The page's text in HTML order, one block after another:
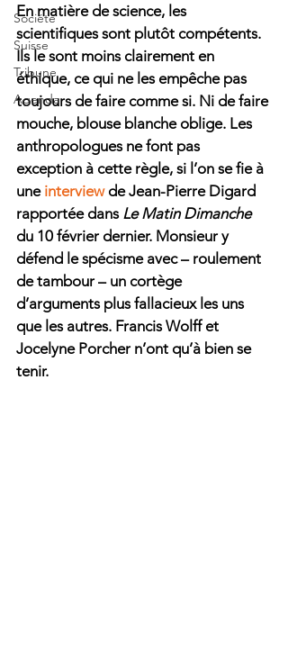
Société
Suisse
Tribune
Agenda
En matière de science, les
scientifiques sont plutôt compétents.
Ils le sont moins clairement en
éthique, ce qui ne les empêche pas
toujours de faire comme si. Ni de faire
mouche, blouse blanche oblige. Les
anthropologues ne font pas
exception à cette règle, si l’on se fie à
une interview de Jean-Pierre Digard
rapportée dans Le Matin Dimanche
du 10 février dernier. Monsieur y
défend le spécisme avec – roulement
de tambour – un cortège
d’arguments plus fallacieux les uns
que les autres. Francis Wolff et
Jocelyne Porcher n’ont qu’à bien se
tenir.